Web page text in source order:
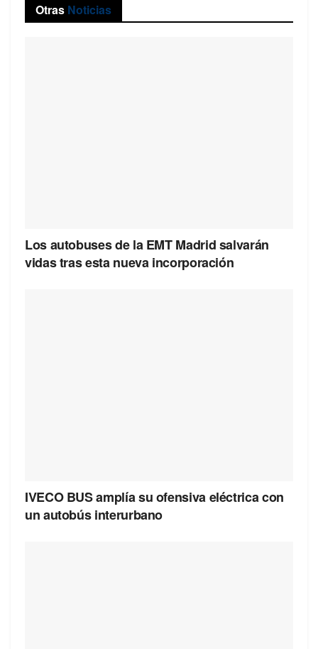
Otras Noticias
Los autobuses de la EMT Madrid salvarán
vidas tras esta nueva incorporación
IVECO BUS amplía su ofensiva eléctrica con
un autobús interurbano